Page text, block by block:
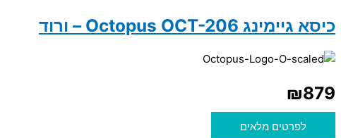
כיסא גיימינג Octopus OCT-206 – ורוד
₪879
לפרטים מלאים